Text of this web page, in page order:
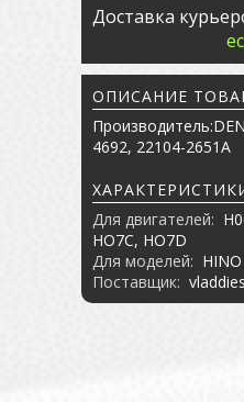
Доставка
ОПИСАНИЕ
4692, 22104-2651A
Для двигателей:
HO7C, HO7D
Для моделей: HINO
Поставщик: